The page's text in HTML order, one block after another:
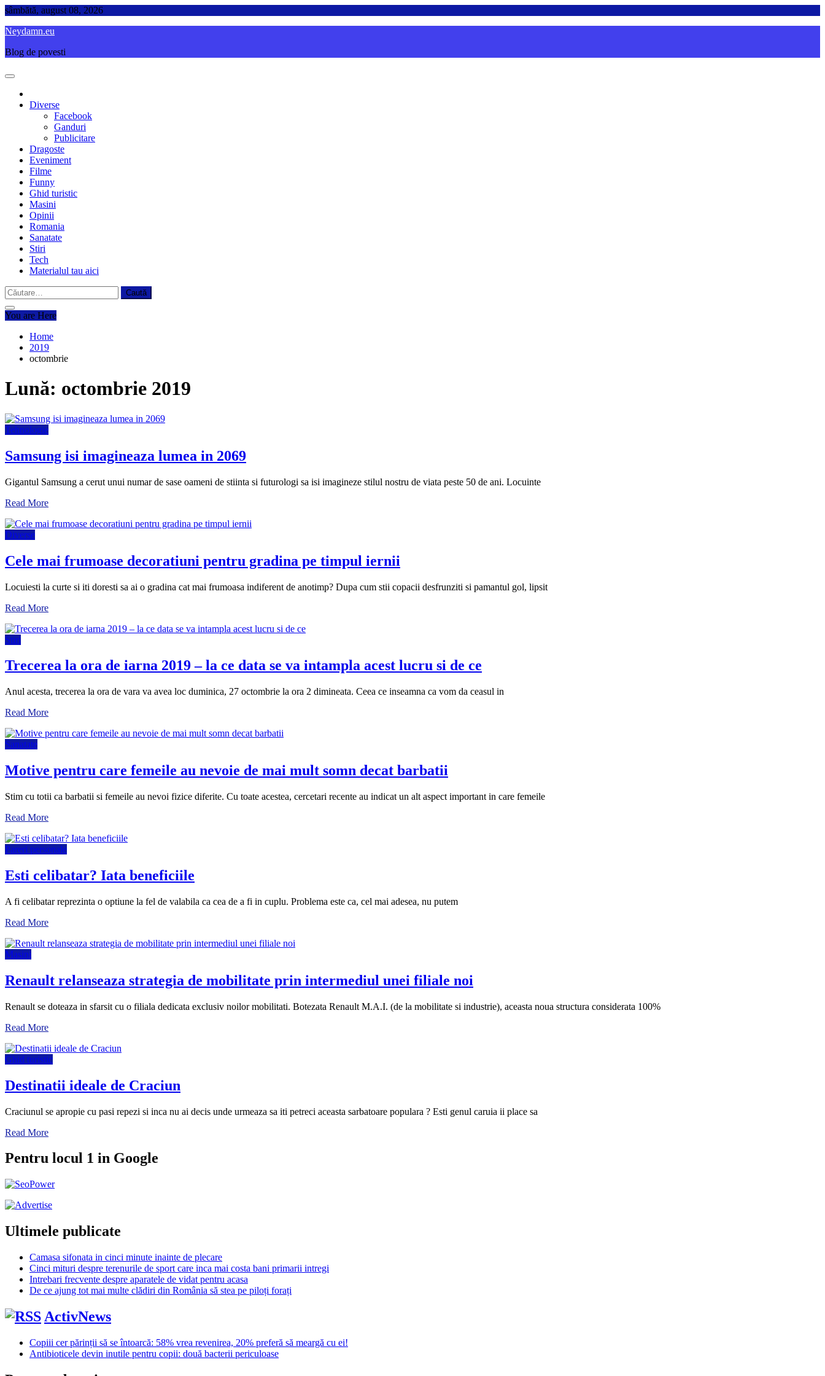
Skip
content
sâmbătă, august 08, 2026
Neydamn.eu
Blog de povesti
Diverse
Facebook
Ganduri
Publicitare
Dragoste
Eveniment
Filme
Funny
Ghid turistic
Masini
Opinii
Romania
Sanatate
Stiri
Tech
Materialul tau aici
Caută
după:
You are Here
Home
2019
octombrie
Lună: octombrie 2019
Tehnologie
Samsung isi imagineaza lumea in 2069
Gigantul Samsung a cerut unui numar de sase oameni de stiinta si futurologi sa isi imagineze stilul nostru de viata peste 50 de ani. Locuinte
Read More
Diverse
Cele mai frumoase decoratiuni pentru gradina pe timpul iernii
Locuiesti la curte si iti doresti sa ai o gradina cat mai frumoasa indiferent de anotimp? Dupa cum stii copacii desfrunziti si pamantul gol, lipsit
Read More
Stiri
Trecerea la ora de iarna 2019 – la ce data se va intampla acest lucru si de ce
Anul acesta, trecerea la ora de vara va avea loc duminica, 27 octombrie la ora 2 dimineata. Ceea ce inseamna ca vom da ceasul in
Read More
Sanatate
Motive pentru care femeile au nevoie de mai mult somn decat barbatii
Stim cu totii ca barbatii si femeile au nevoi fizice diferite. Cu toate acestea, cercetari recente au indicat un alt aspect important in care femeile
Read More
Pareri personale
Esti celibatar? Iata beneficiile
A fi celibatar reprezinta o optiune la fel de valabila ca cea de a fi in cuplu. Problema este ca, cel mai adesea, nu putem
Read More
Masini
Renault relanseaza strategia de mobilitate prin intermediul unei filiale noi
Renault se doteaza in sfarsit cu o filiala dedicata exclusiv noilor mobilitati. Botezata Renault M.A.I. (de la mobilitate si industrie), aceasta noua structura considerata 100%
Read More
Ghid turistic
Destinatii ideale de Craciun
Craciunul se apropie cu pasi repezi si inca nu ai decis unde urmeaza sa iti petreci aceasta sarbatoare populara ? Esti genul caruia ii place sa
Read More
Pentru locul 1 in Google
Ultimele publicate
Camasa sifonata in cinci minute inainte de plecare
Cinci mituri despre terenurile de sport care inca mai costa bani primarii intregi
Intrebari frecvente despre aparatele de vidat pentru acasa
De ce ajung tot mai multe clădiri din România să stea pe piloți forați
ActivNews
Copiii cer părinții să se întoarcă: 58% vrea revenirea, 20% preferă să meargă cu ei!
Antibioticele devin inutile pentru copii: două bacterii periculoase